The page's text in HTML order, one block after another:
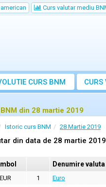
Curs valutar mediu
CURS BNM CURS
din 28 martie 2019
Istoric curs BNM 28 Martie 2019
din data de 28 martie
Denumire valuta
EUR 1 Euro